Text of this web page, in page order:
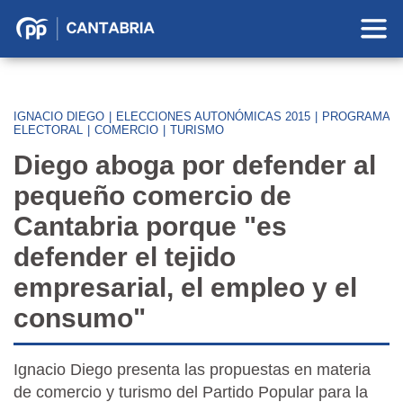
Partido
Cantabria
IGNACIO DIEGO ELECCIONES AUTONÓMICAS 2015
PROGRAMA
ELECTORAL
COMERCIO TURISMO
Diego aboga por defender al
pequeño comercio de
Cantabria porque "es
defender el tejido
empresarial, el empleo y el
consumo"
Ignacio Diego presenta las propuestas en materia
de comercio y turismo del Partido Popular para la